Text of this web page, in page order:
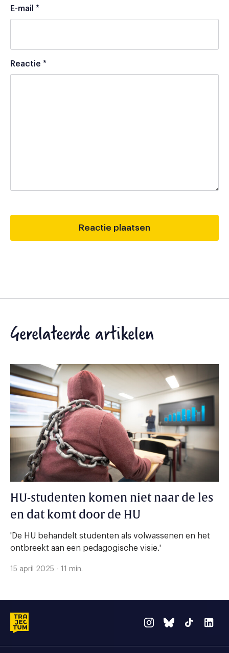
E-mail *
Reactie *
Gerelateerde artikelen
HU-studenten komen niet naar de les
en dat komt door de HU
'De HU behandelt studenten als volwassenen en het
ontbreekt aan een pedagogische visie.'
15 april 2025 - 11 min.